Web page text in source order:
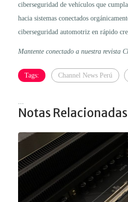
ciberseguridad de vehículos que
hacia sistemas conectados
ciberseguridad automotriz en rápido
Mantente conectado a nuestra revista
Tags: Channel News Perú
Notas Relacionadas